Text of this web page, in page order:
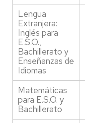
Lengua
Extranjera:
Inglés para
E.S.O.,
Bachillerato y
Enseñanzas de
Idiomas
Matemáticas
para E.S.O. y
Bachillerato